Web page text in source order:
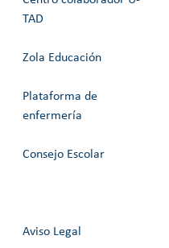
TAD
Zola Educación
Plataforma de
enfermería
Consejo Escolar
Aviso Legal